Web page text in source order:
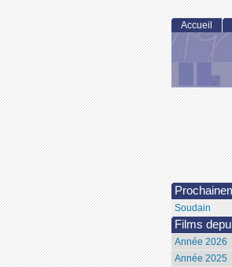
Accueil
Soudain
Films
Année 2026
Année 2025